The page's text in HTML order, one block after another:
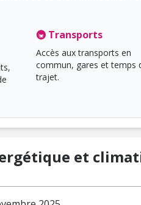
🚇 Transports
Accès aux transports en
commun, gares et temps
trajet.
et